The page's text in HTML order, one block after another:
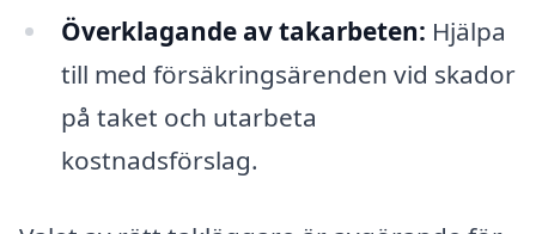
Överklagande av takarbeten: Hjälpa
till med försäkringsärenden vid skador
på taket och utarbeta
kostnadsförslag.